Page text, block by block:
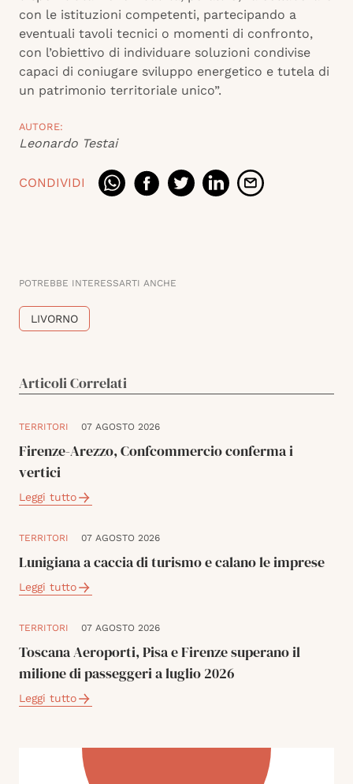
con le istituzioni competenti, partecipando a
eventuali tavoli tecnici o momenti di confronto,
con l’obiettivo di individuare soluzioni condivise
capaci di coniugare sviluppo energetico e tutela di
un patrimonio territoriale unico”.
AUTORE:
Leonardo Testai
CONDIVIDI
POTREBBE INTERESSARTI ANCHE
LIVORNO
Articoli Correlati
TERRITORI 07 AGOSTO 2026
Firenze-Arezzo, Confcommercio conferma i
vertici
Leggi tutto
TERRITORI 07 AGOSTO 2026
Lunigiana a caccia di turismo e calano le imprese
Leggi tutto
TERRITORI 07 AGOSTO 2026
Toscana Aeroporti, Pisa e Firenze superano il
milione di passeggeri a luglio 2026
Leggi tutto